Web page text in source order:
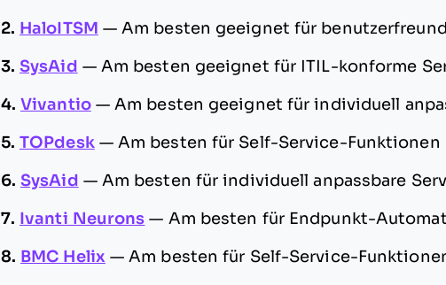
2. HaloITSM —Am besten geeignet für
3. SysAid — Am besten geeignet für ITIL-konforme
4. Vivantio —Am besten geeignet für individuell
5. TOPdesk — Am besten für Self-Service-Funktionen
6. SysAid — Am besten für individuell anpassbare
7. Ivanti Neurons — Am besten für Endpunkt-
8. BMC Helix —Am besten für Self-Service-